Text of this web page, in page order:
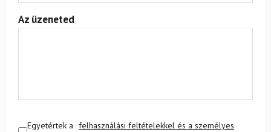
Az üzeneted
Egyetértek a felhasználási feltételekkel és a személyes